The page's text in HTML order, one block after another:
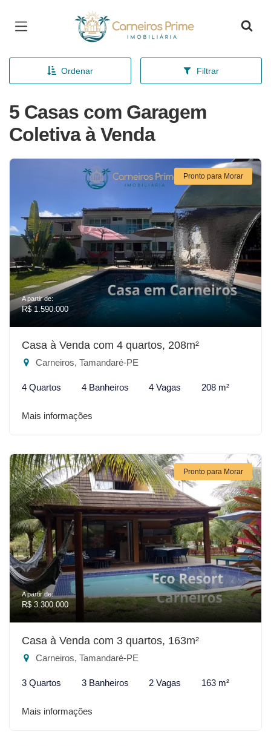
Página inicial
Ordenar Filtrar
5 Casas com Garagem
Coletiva à Venda
Pronto para Morar
A partir de:
R$ 1.590.000
Casa à Venda com 4 quartos, 208m²
Carneiros, Tamandaré-PE
4 Quartos 4 Banheiros 4 Vagas 208 m²
Mais informações
Pronto para Morar
A partir de:
R$ 3.300.000
Casa à Venda com 3 quartos, 163m²
Carneiros, Tamandaré-PE
3 Quartos 3 Banheiros 2 Vagas 163 m²
Mais informações